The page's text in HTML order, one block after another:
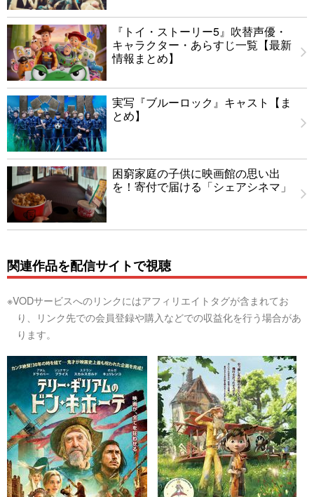
『トイ・ストーリー5』吹替声優・
キャラクター・あらすじ一覧【最新
情報まとめ】
実写『ブルーロック』キャスト【ま
とめ】
困窮家庭の子供に映画館の思い出
を！寄付で届ける「シェアシネマ」
関連作品を配信サイトで視聴
※VODサービスへのリンクにはアフィリエイトタグが含まれてお
り、リンク先での会員登録や購入などでの収益化を行う場合があ
ります。